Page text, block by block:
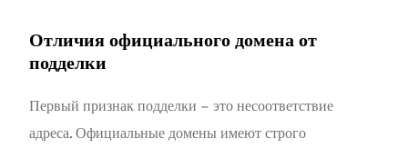
Отличия официального домена от
подделки
Первый признак подделки – это несоответствие
адреса. Официальные домены имеют строго